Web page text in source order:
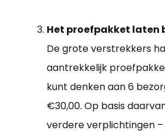
Het proefpakket laten
De grote verstrekkers
aantrekkelijk
kunt denken aan 6
€30,00. Op basis
verdere verplichtingen